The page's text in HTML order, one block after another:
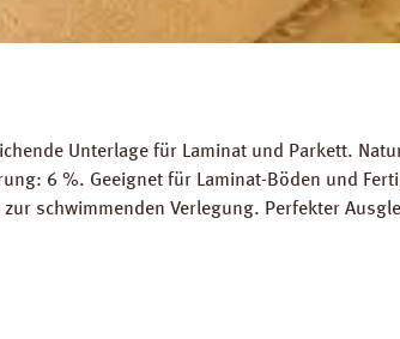
Unterlage für Laminat und Parkett.
6 %. Geeignet für Laminat-Böden und
schwimmenden Verlegung. Perfekter
eine hervorragende